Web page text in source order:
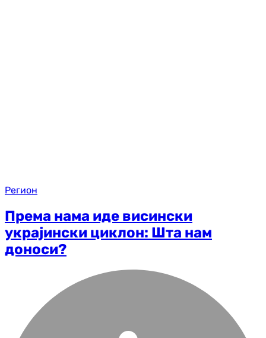
Регион
Према нама иде висински
украјински циклон: Шта нам
доноси?